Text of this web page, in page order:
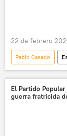
22 de febrero
Pablo Casado
Génova
Crisis en el Partido
El Partido
guerra fratricida